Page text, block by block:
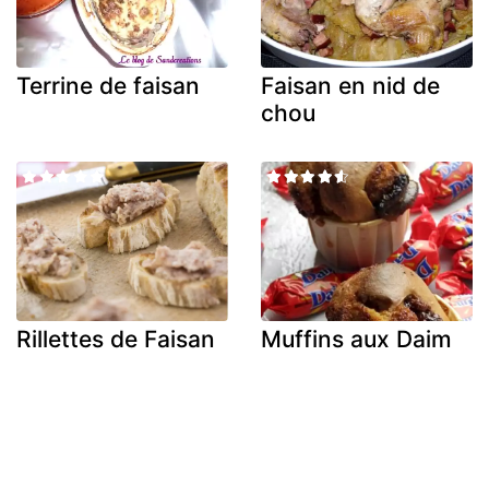
Terrine de faisan
Faisan en nid de
chou
Rillettes de Faisan Muffins aux Daim